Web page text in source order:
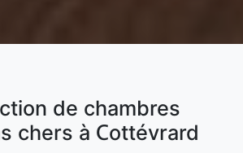
de chambres
chers à Cottévrard